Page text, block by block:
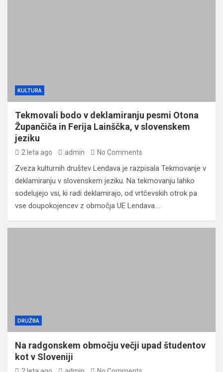
KULTURA
Tekmovali bodo v deklamiranju pesmi Otona
Župančiča in Ferija Lainščka, v slovenskem
jeziku
2 leta ago admin No Comments
Zveza kulturnih društev Lendava je razpisala Tekmovanje v
deklamiranju v slovenskem jeziku. Na tekmovanju lahko
sodelujejo vsi, ki radi deklamirajo, od vrtčevskih otrok pa
vse doupokojencev z območja UE Lendava.…
DRUŽBA
Na radgonskem območju večji upad študentov
kot v Sloveniji